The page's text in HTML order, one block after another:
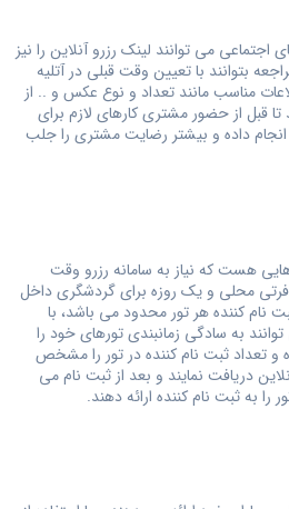
اجتماعی می توانند لینک رزرو آنلاین را نیز
بتوانند با تعیین وقت قبلی در آتلیه
مناسب مانند تعداد و نوع عکس و .. از
قبل از حضور مشتری کارهای لازم برای
داده و بیشتر رضایت مشتری را جلب
هست که نیاز به سامانه رزرو وقت
محلی و یک روزه برای گردشگری داخل
نام کننده هر تور محدود می باشد، با
به سادگی زمانبندی تورهای خود را
تنظیم نموده و تعداد ثبت نام کننده در تور را مشخص
دریافت نمایند و بعد از ثبت نام می
را به ثبت نام کننده ارائه دهند.